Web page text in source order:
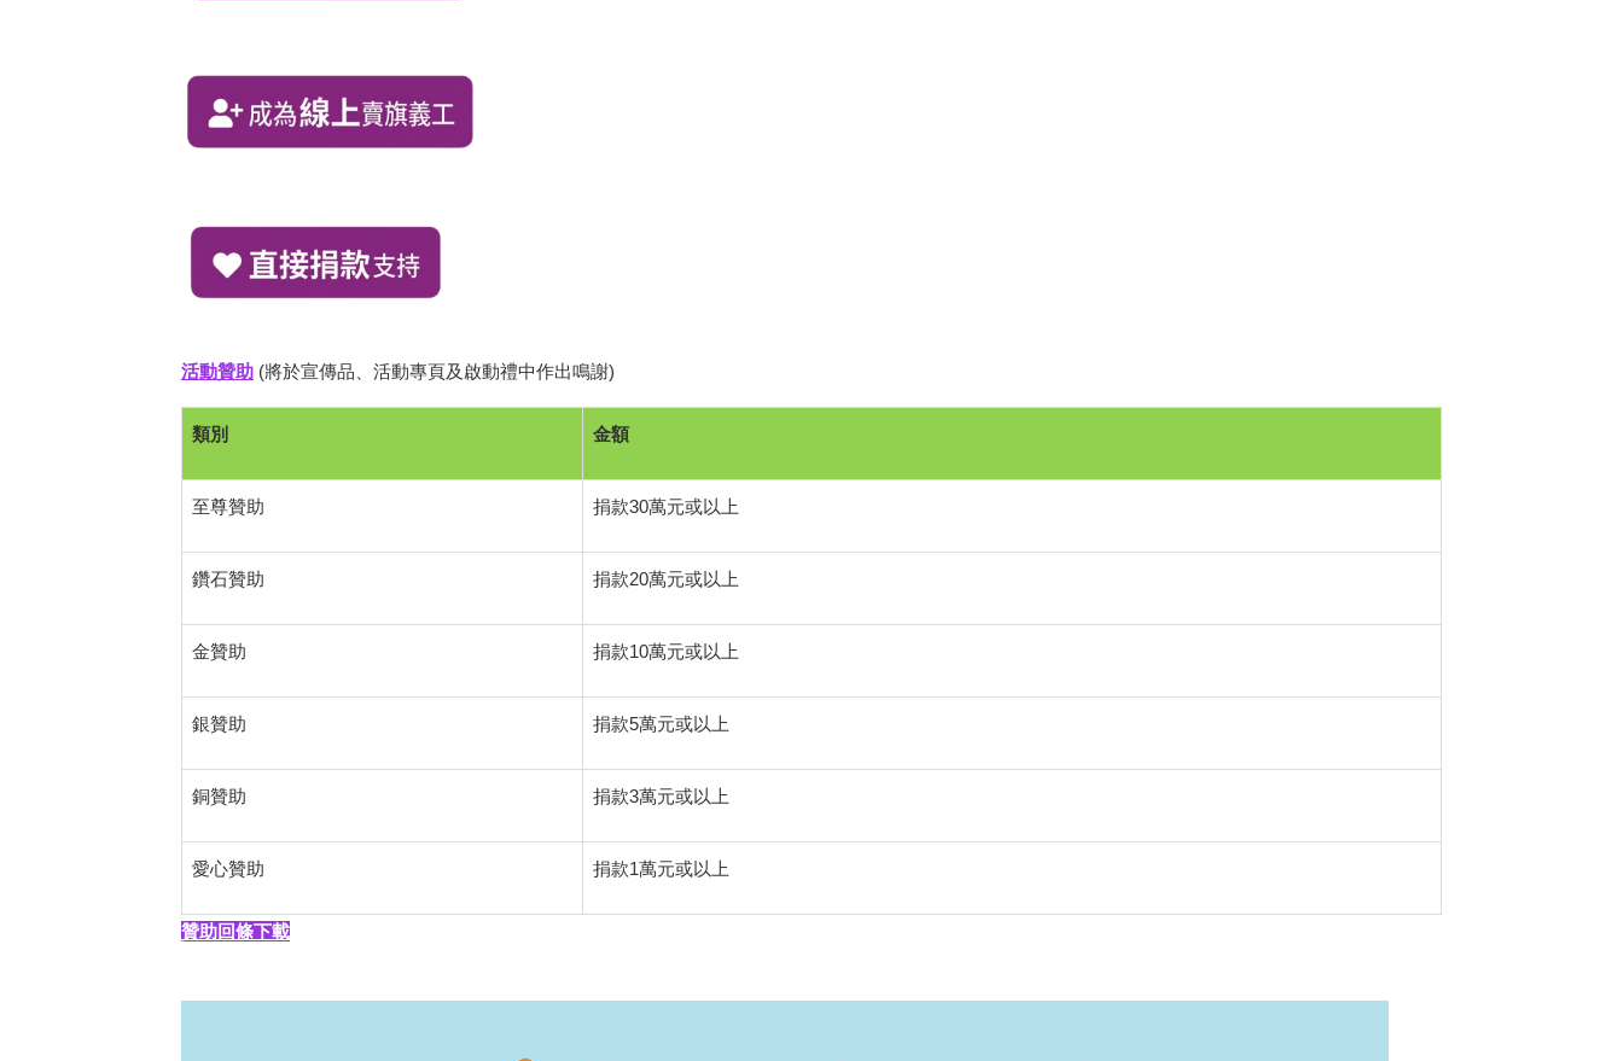
活動贊助 (將於宣傳品、活動專頁及啟動禮中作出鳴謝)
類別 金額
至尊贊助 捐款30萬元或以上
鑽石贊助 捐款20萬元或以上
金贊助 捐款10萬元或以上
銀贊助 捐款5萬元或以上
銅贊助 捐款3萬元或以上
愛心贊助 捐款1萬元或以上
贊助回條下載